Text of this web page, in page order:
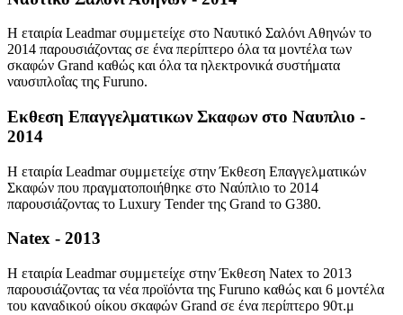
Η εταιρία Leadmar συμμετείχε στο Ναυτικό Σαλόνι Αθηνών το
2014 παρουσιάζοντας σε ένα περίπτερο όλα τα μοντέλα των
σκαφών Grand καθώς και όλα τα ηλεκτρονικά συστήματα
ναυσιπλοΐας της Furuno.
Εκθεση Επαγγελματικων Σκαφων στο Ναυπλιο -
2014
Η εταιρία Leadmar συμμετείχε στην Έκθεση Επαγγελματικών
Σκαφών που πραγματοποιήθηκε στο Ναύπλιο το 2014
παρουσιάζοντας το Luxury Tender της Grand το G380.
Natex - 2013
Η εταιρία Leadmar συμμετείχε στην Έκθεση Natex το 2013
παρουσιάζοντας τα νέα προϊόντα της Furuno καθώς και 6 μοντέλα
του καναδικού οίκου σκαφών Grand σε ένα περίπτερο 90τ.μ